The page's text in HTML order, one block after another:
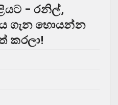
– රනිල්,
ගැන හොයන්න
කරලා!